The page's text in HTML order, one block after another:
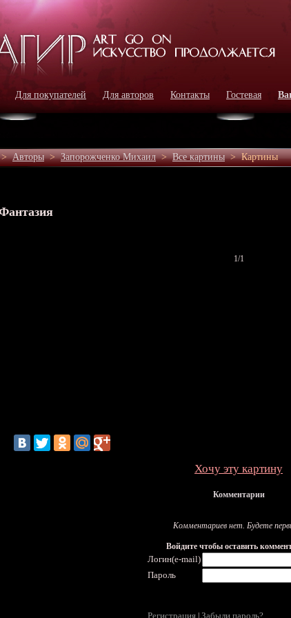
Для покупателей Для авторов Контакты Гостевая
Авторы>Запорожченко Михаил>Все картины>Картины
1/1
Хочу эту картину
Комментарии
Комментариев нет. Будете
Войдите чтобы оставить
Логин(e-mail)
Пароль
Регистрация Забыли пароль?